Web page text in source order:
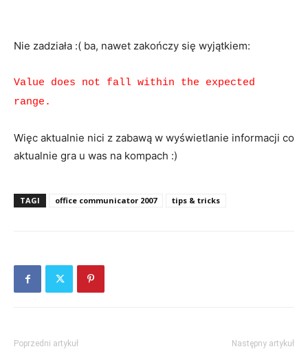
Nie zadziała :( ba, nawet zakończy się wyjątkiem:
Value does not fall within the expected
range.
Więc aktualnie nici z zabawą w wyświetlanie informacji co
aktualnie gra u was na kompach :)
TAGI office communicator 2007 tips & tricks
Poprzedni artykuł Następny artykuł